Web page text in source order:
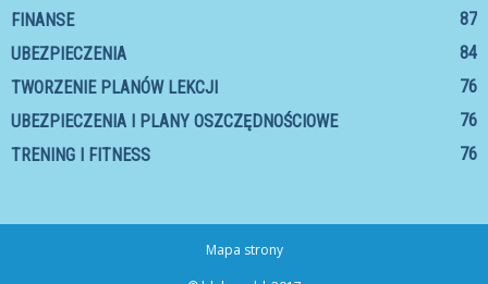
FINANSE
87
UBEZPIECZENIA
84
TWORZENIE PLANÓW LEKCJI
76
UBEZPIECZENIA I PLANY OSZCZĘDNOŚCIOWE
76
TRENING I FITNESS
76
Mapa strony